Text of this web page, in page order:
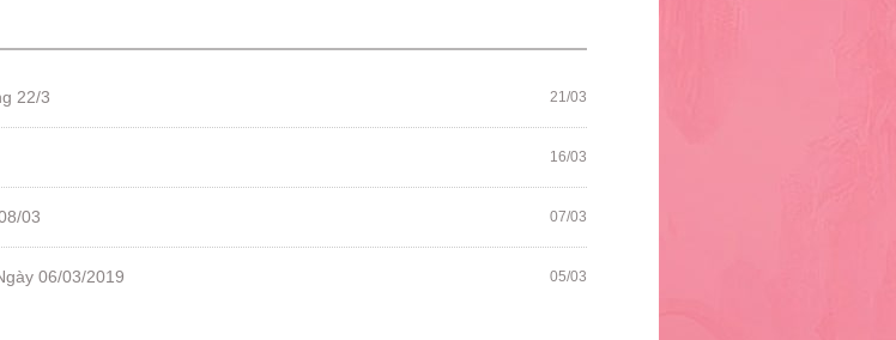
22/3 21/03
16/03
03 07/03
06/03/2019 05/03